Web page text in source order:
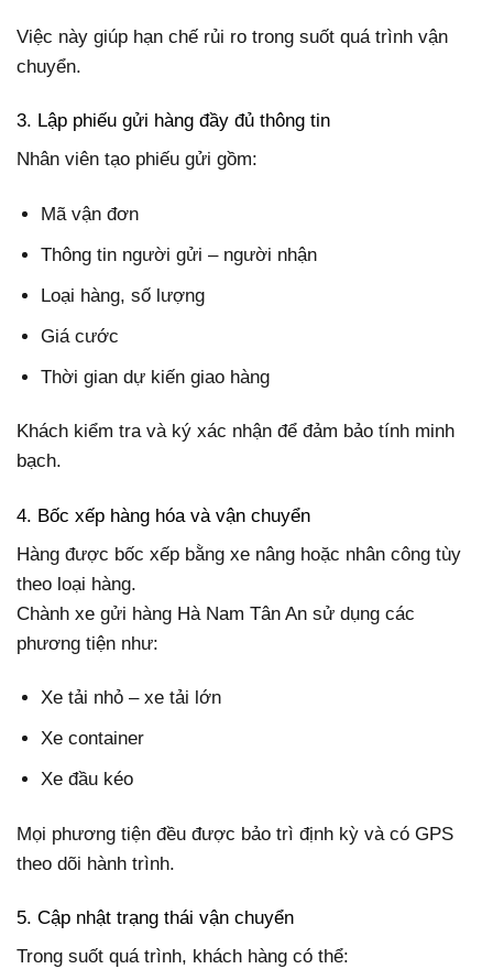
Việc này giúp hạn chế rủi ro trong suốt quá trình vận
chuyển.
3. Lập phiếu gửi hàng đầy đủ thông tin
Nhân viên tạo phiếu gửi gồm:
Mã vận đơn
Thông tin người gửi – người nhận
Loại hàng, số lượng
Giá cước
Thời gian dự kiến giao hàng
Khách kiểm tra và ký xác nhận để đảm bảo tính minh
bạch.
4. Bốc xếp hàng hóa và vận chuyển
Hàng được bốc xếp bằng xe nâng hoặc nhân công tùy
theo loại hàng.
Chành xe gửi hàng Hà Nam Tân An sử dụng các
phương tiện như:
Xe tải nhỏ – xe tải lớn
Xe container
Xe đầu kéo
Mọi phương tiện đều được bảo trì định kỳ và có GPS
theo dõi hành trình.
5. Cập nhật trạng thái vận chuyển
Trong suốt quá trình, khách hàng có thể: